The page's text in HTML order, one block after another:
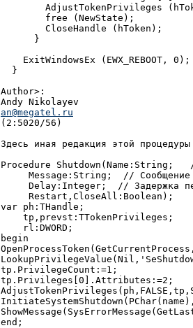
AdjustTokenPrivileges
        free (NewState);
        CloseHandle (hToken);
      }
    ExitWindowsEx (EWX_REBOOT, 0);
  }
Author>:
an@megatel.ru
(2:5020/56)
Здесь иная редакция этой
Procedure Shutdown(Name:String;
     Message:String;  // Сообщение
Delay:Integer;  // Задержка
     Restart,CloseAll:Boolean);
var ph:THandle;
    tp,prevst:TTokenPrivileges;
    rl:DWORD;
begin
tp.PrivilegeCount:=1;
tp.Privileges[0].Attributes:=2;
end;